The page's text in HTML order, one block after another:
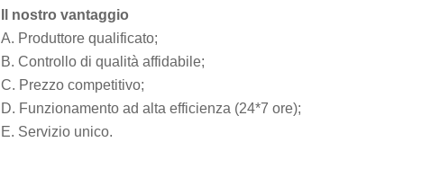
Il nostro vantaggio
A. Produttore qualificato;
B. Controllo di qualità affidabile;
C. Prezzo competitivo;
D. Funzionamento ad alta efficienza (24*7 ore);
E. Servizio unico.